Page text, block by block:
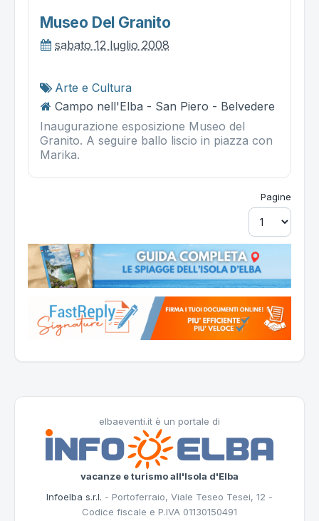
Museo Del Granito
sabato 12 luglio 2008
Arte e Cultura
Campo nell'Elba - San Piero - Belvedere
Inaugurazione esposizione Museo del
Granito. A seguire ballo liscio in piazza con
Marika.
Pagine
elbaeventi.it è un portale di
vacanze e turismo all'Isola d'Elba
Infoelba s.r.l. - Portoferraio, Viale Teseo Tesei, 12 -
Codice fiscale e P.IVA 01130150491